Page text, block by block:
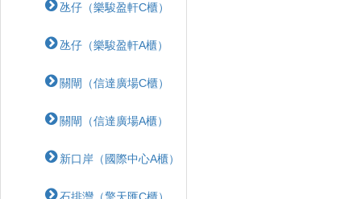
氹仔（樂駿盈軒C櫃）
氹仔（樂駿盈軒A櫃）
關閘（信達廣場C櫃）
關閘（信達廣場A櫃）
新口岸（國際中心A櫃）